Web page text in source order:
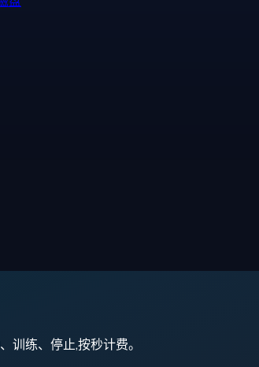
练、停止,按秒计费。